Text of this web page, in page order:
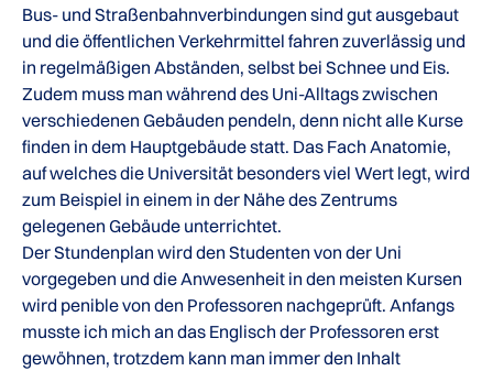
Bus- und Straßenbahnverbindungen sind gut ausgebaut
und die öffentlichen Verkehrmittel fahren zuverlässig und
in regelmäßigen Abständen, selbst bei Schnee und Eis.
Zudem muss man während des Uni-Alltags zwischen
verschiedenen Gebäuden pendeln, denn nicht alle Kurse
finden in dem Hauptgebäude statt. Das Fach Anatomie,
auf welches die Universität besonders viel Wert legt, wird
zum Beispiel in einem in der Nähe des Zentrums
gelegenen Gebäude unterrichtet.
Der Stundenplan wird den Studenten von der Uni
vorgegeben und die Anwesenheit in den meisten Kursen
wird penible von den Professoren nachgeprüft. Anfangs
musste ich mich an das Englisch der Professoren erst
gewöhnen, trotzdem kann man immer den Inhalt